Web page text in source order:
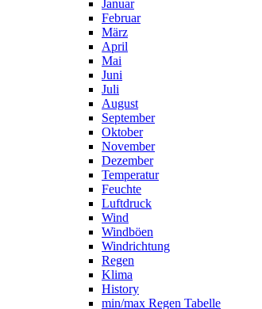
Januar
Februar
März
April
Mai
Juni
Juli
August
September
Oktober
November
Dezember
Temperatur
Feuchte
Luftdruck
Wind
Windböen
Windrichtung
Regen
Klima
History
min/max Regen Tabelle